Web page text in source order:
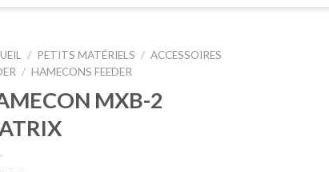
/ PETITS MATÉRIELS / ACCESSOIRES
/ HAMECONS FEEDER
MXB-2